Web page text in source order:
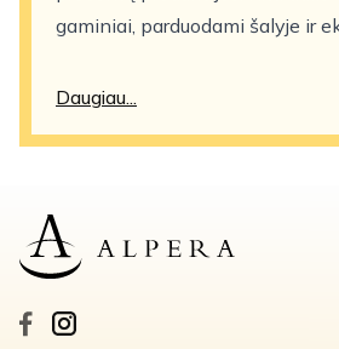
gaminiai, parduodami šalyje ir
Daugiau...